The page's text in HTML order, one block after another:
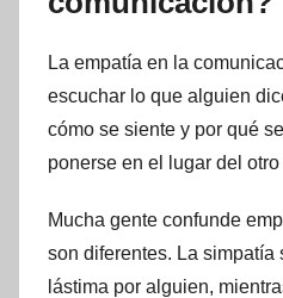
La empatía en la
escuchar lo que alguien
cómo se siente y por qué
ponerse en el lugar del
Mucha gente confunde
son diferentes. La simpatía
lástima por alguien,